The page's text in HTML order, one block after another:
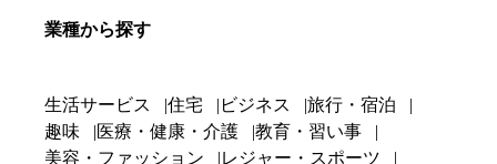
業種から探す
生活サービス 住宅 ビジネス
旅行・宿泊
趣味
医療・健康・介護
教育・習い事
美容・ファッション
レジャー・スポーツ